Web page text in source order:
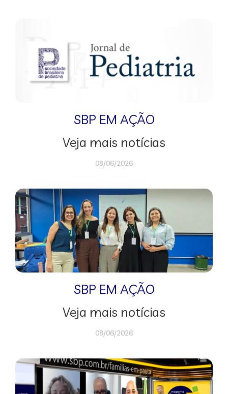
SBP EM AÇÃO
Veja mais notícias
08/06/2026
SBP EM AÇÃO
Veja mais notícias
08/06/2026